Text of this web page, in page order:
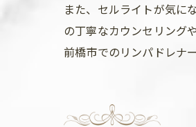
また、セルライトが気に
の丁寧なカウンセリング
前橋市でのリンパドレナ